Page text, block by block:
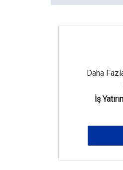
Daha
İş